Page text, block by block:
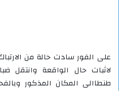
على الفور سادت حالة من
لاثبات حال الواقعة وانتقل
طنطاالى المكان المذكور